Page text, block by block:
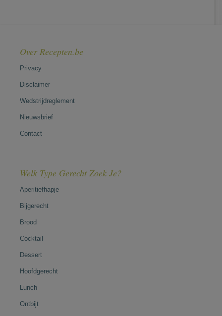
Over Recepten.be
Privacy
Disclaimer
Wedstrijdreglement
Nieuwsbrief
Contact
Welk Type Gerecht Zoek Je?
Aperitiefhapje
Bijgerecht
Brood
Cocktail
Dessert
Hoofdgerecht
Lunch
Ontbijt